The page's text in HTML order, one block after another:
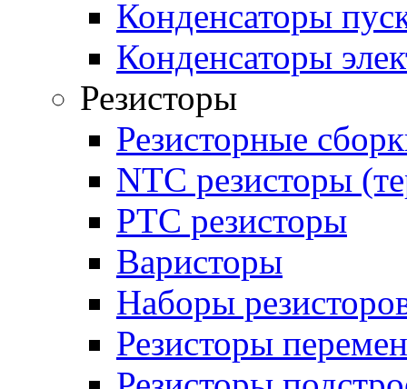
Конденсаторы
Конденсаторы
Резисторы
Резисторные
NTC резисторы
PTC резисторы
Варисторы
Наборы
Резисторы